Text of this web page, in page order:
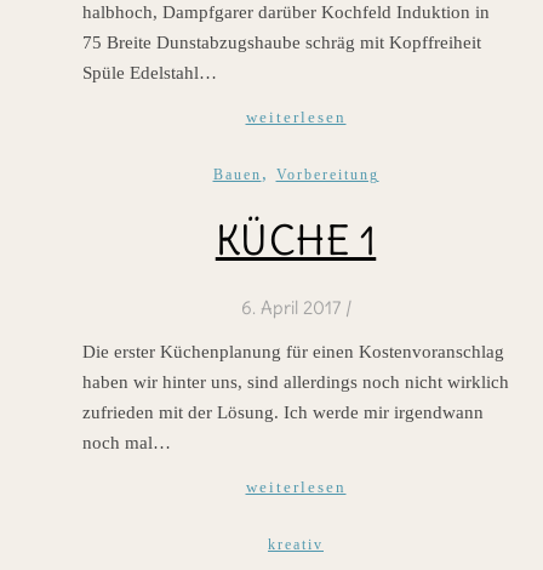
halbhoch, Dampfgarer darüber Kochfeld Induktion in
75 Breite Dunstabzugshaube schräg mit Kopffreiheit
Spüle Edelstahl…
weiterlesen
Bauen , Vorbereitung
KÜCHE 1
6. April 2017 /
Die erster Küchenplanung für einen Kostenvoranschlag
haben wir hinter uns, sind allerdings noch nicht wirklich
zufrieden mit der Lösung. Ich werde mir irgendwann
noch mal…
weiterlesen
kreativ